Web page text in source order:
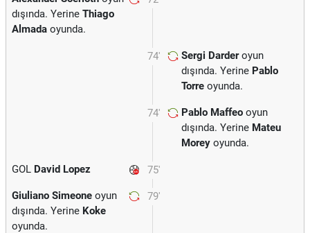
dışında. Yerine Thiago
Almada oyunda.
74' Sergi Darderoyun
dışında. Yerine Pablo
Torre oyunda.
74' Pablo Maffeo oyun
dışında. Yerine Mateu
Morey oyunda.
75'
GOL David Lopez
79'
Giuliano Simeone oyun
dışında. Yerine Koke
oyunda.